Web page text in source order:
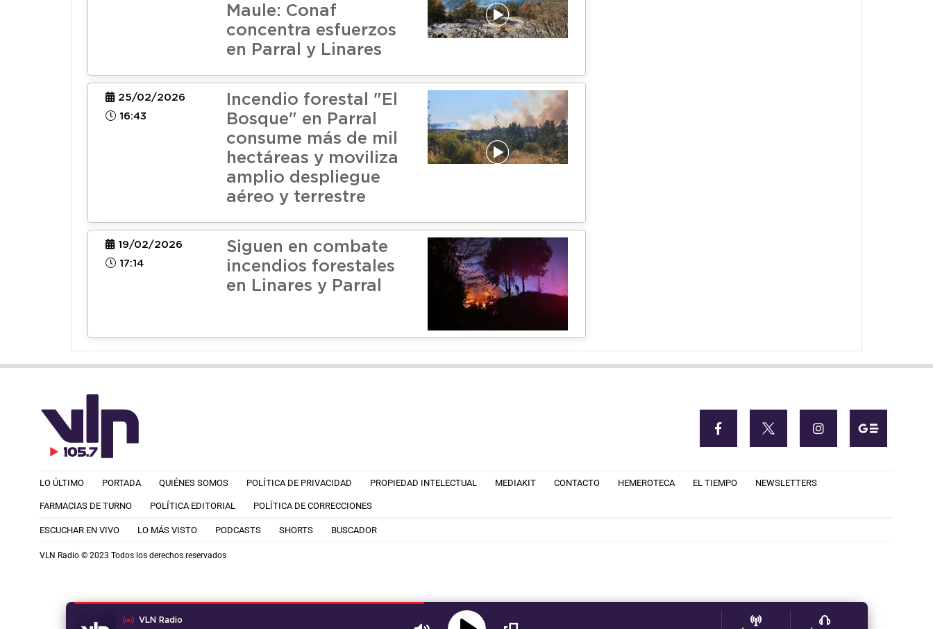
Maule: Conaf
concentra esfuerzos
en Parral y Linares
25/02/2026
16:43
Incendio forestal "El
Bosque" en Parral
consume más de mil
hectáreas y moviliza
amplio despliegue
aéreo y terrestre
19/02/2026
17:14
Siguen en combate
incendios forestales
en Linares y Parral
VLN Radio
LO ÚLTIMO PORTADA QUIÉNES SOMOS POLÍTICA DE PRIVACIDAD PROPIEDAD INTELECTUAL MEDIAKIT CONTACTO HEMEROTECA EL TIEMPO NEWSLETTERS
FARMACIAS DE TURNO POLÍTICA EDITORIAL POLÍTICA DE CORRECCIONES
ESCUCHAR EN VIVO LO MÁS VISTO PODCASTS SHORTS BUSCADOR
VLN Radio © 2023 Todos los derechos reservados